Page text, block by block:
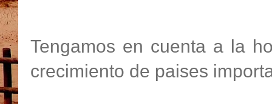
Tengamos en cuenta a la
crecimiento de paises